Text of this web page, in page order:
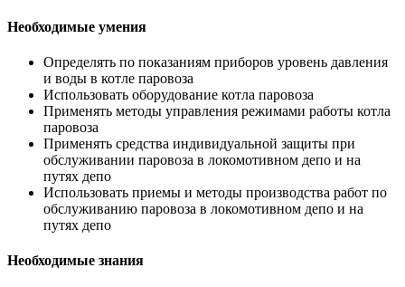
Необходимые умения
Определять по показаниям приборов уровень давления
и воды в котле паровоза
Использовать оборудование котла паровоза
Применять методы управления режимами работы котла
паровоза
Применять средства индивидуальной защиты при
обслуживании паровоза в локомотивном депо и на
путях депо
Использовать приемы и методы производства работ по
обслуживанию паровоза в локомотивном депо и на
путях депо
Необходимые знания